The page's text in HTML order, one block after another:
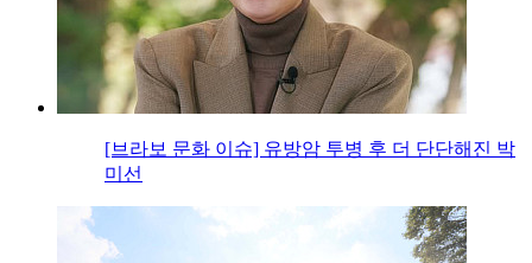
[브라보 문화 이슈] 유방암 투병 후 더 단단해진 박
미선